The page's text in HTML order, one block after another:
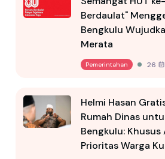
Berdaulat"
Bengkulu
Merata
Pemerintahan
Helmi Hasan
Rumah Dinas
Bengkulu: Khusus
Prioritas Warga